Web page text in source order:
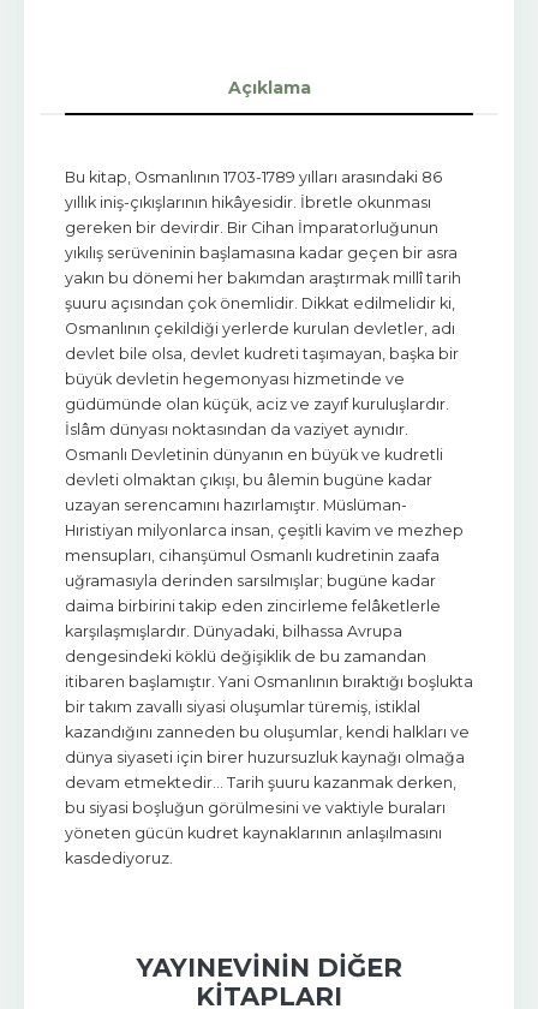
Açıklama
Bu kitap, Osmanlının 1703-1789 yılları arasındaki 86
yıllık iniş-çıkışlarının hikâyesidir. İbretle okunması
gereken bir devirdir. Bir Cihan İmparatorluğunun
yıkılış serüveninin başlamasına kadar geçen bir asra
yakın bu dönemi her bakımdan araştırmak millî tarih
şuuru açısından çok önemlidir. Dikkat edilmelidir ki,
Osmanlının çekildiği yerlerde kurulan devletler, adı
devlet bile olsa, devlet kudreti taşımayan, başka bir
büyük devletin hegemonyası hizmetinde ve
güdümünde olan küçük, aciz ve zayıf kuruluşlardır.
İslâm dünyası noktasından da vaziyet aynıdır.
Osmanlı Devletinin dünyanın en büyük ve kudretli
devleti olmaktan çıkışı, bu âlemin bugüne kadar
uzayan serencamını hazırlamıştır. Müslüman-
Hıristiyan milyonlarca insan, çeşitli kavim ve mezhep
mensupları, cihanşümul Osmanlı kudretinin zaafa
uğramasıyla derinden sarsılmışlar; bugüne kadar
daima birbirini takip eden zincirleme felâketlerle
karşılaşmışlardır. Dünyadaki, bilhassa Avrupa
dengesindeki köklü değişiklik de bu zamandan
itibaren başlamıştır. Yani Osmanlının bıraktığı boşlukta
bir takım zavallı siyasi oluşumlar türemiş, istiklal
kazandığını zanneden bu oluşumlar, kendi halkları ve
dünya siyaseti için birer huzursuzluk kaynağı olmağa
devam etmektedir... Tarih şuuru kazanmak derken,
bu siyasi boşluğun görülmesini ve vaktiyle buraları
yöneten gücün kudret kaynaklarının anlaşılmasını
kasdediyoruz.
YAYINEVININ DIĞER
KITAPLARI